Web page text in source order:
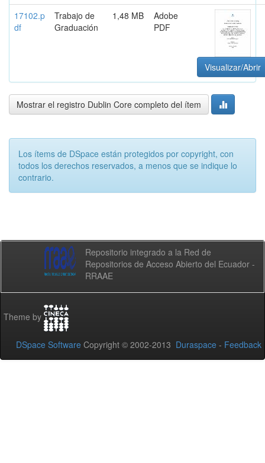
17102.p
df
Trabajo de
Graduación
1,48 MB
Adobe
PDF
Visualizar/Abrir
Mostrar el registro Dublin Core completo del ítem
Los ítems de DSpace están protegidos por copyright, con
todos los derechos reservados, a menos que se indique lo
contrario.
Repositorio integrado a la Red de
Repositorios de Acceso Abierto del Ecuador -
RRAAE
Theme by
DSpace Software Copyright © 2002-2013 Duraspace - Feedback